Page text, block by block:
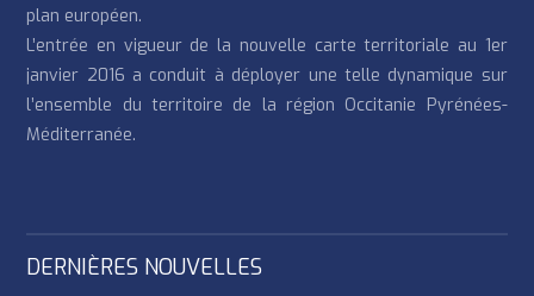
plan européen.
L’entrée en vigueur de la nouvelle carte territoriale au 1er
janvier 2016 a conduit à déployer une telle dynamique sur
l’ensemble du territoire de la région Occitanie Pyrénées-
Méditerranée.
DERNIÈRES NOUVELLES